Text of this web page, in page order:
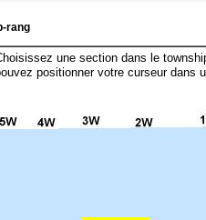
rang
une section dans le
positionner votre curseur dans